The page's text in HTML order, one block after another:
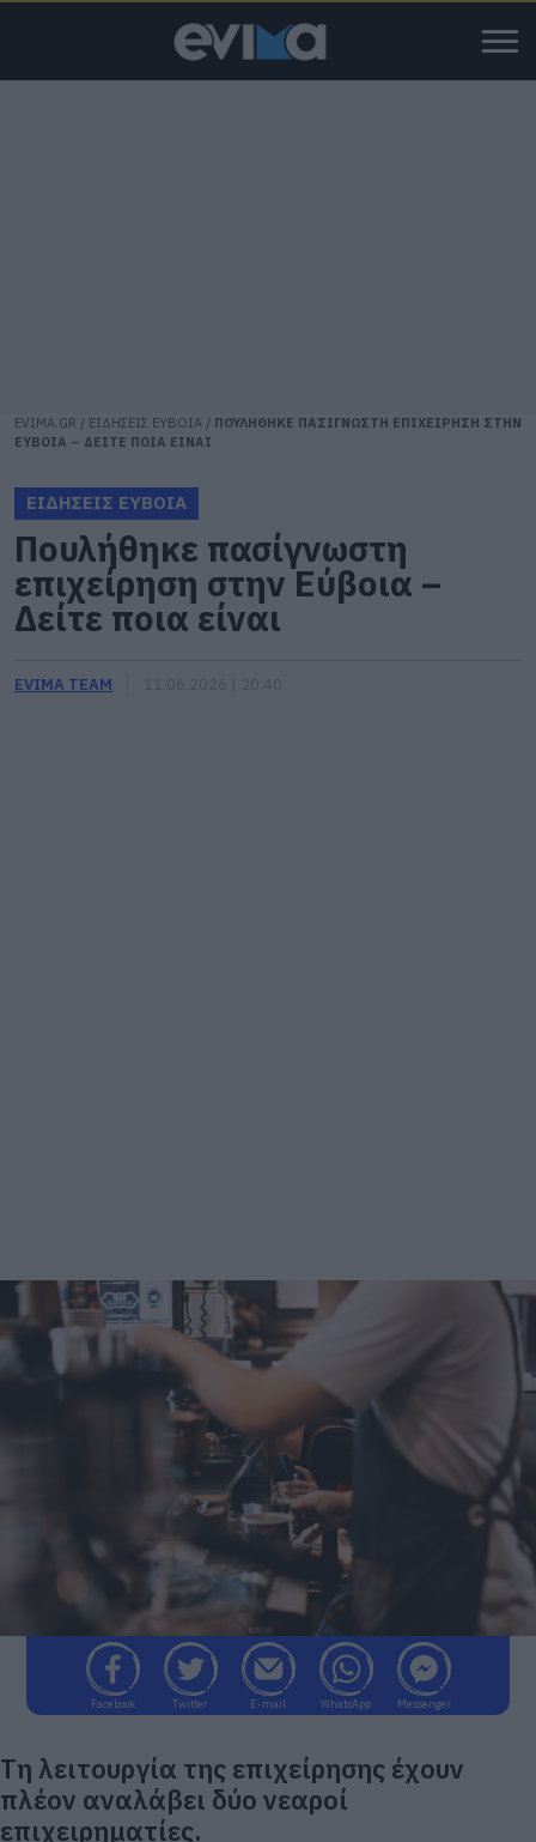
EVIMA.GR / ΕΙΔΗΣΕΙΣ ΕΥΒΟΙΑ / ΠΟΥΛΗΘΗΚΕ ΠΑΣΙΓΝΩΣΤΗ ΕΠΙΧΕΙΡΗΣΗ ΣΤΗΝ
ΕΥΒΟΙΑ – ΔΕΙΤΕ ΠΟΙΑ ΕΙΝΑΙ
ΕΙΔΗΣΕΙΣ ΕΥΒΟΙΑ
Πουλήθηκε πασίγνωστη
επιχείρηση στην Εύβοια –
Δείτε ποια είναι
EVIMA TEAM
Facebook Twitter E-mail WhatsApp Messenger
Τη λειτουργία της επιχείρησης έχουν
πλέον αναλάβει δύο νεαροί
επιχειρηματίες.